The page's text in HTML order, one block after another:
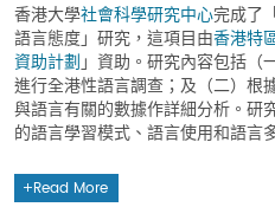
香港大學社會科學研究中心完成了
語言態度」研究，這項目由香港特
資助計劃 」資助。研究內容包括（
進行全港性語言調查；及（二）根
與語言有關的數據作詳細分析。研
的語言學習模式、語言使用和語言
Read More